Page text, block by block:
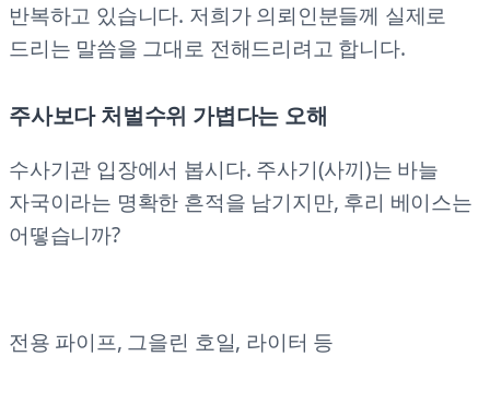
반복하고 있습니다. 저희가 의뢰인분들께 실제로
드리는 말씀을 그대로 전해드리려고 합니다.
주사보다 처벌수위 가볍다는 오해
수사기관 입장에서 봅시다. 주사기(사끼)는 바늘
자국이라는 명확한 흔적을 남기지만, 후리 베이스는
어떻습니까?
전용 파이프, 그을린 호일, 라이터 등